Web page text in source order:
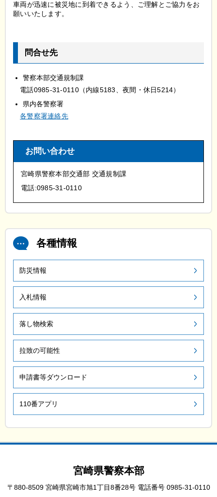
車両が迅速に被災地に到着できるよう、ご理解とご協力をお
願いいたします。
問合せ先
警察本部交通規制課
電話0985-31-0110（内線5183、夜間・休日5214）
県内各警察署
各警察署連絡先
お問い合わせ
宮崎県警察本部交通部 交通規制課
電話:0985-31-0110
各種情報
防災情報
入札情報
落し物検索
拉致の可能性
申請書等ダウンロード
110番アプリ
宮崎県警察本部
〒880-8509 宮崎県宮崎市旭1丁目8番28号 電話番号 0985-31-0110